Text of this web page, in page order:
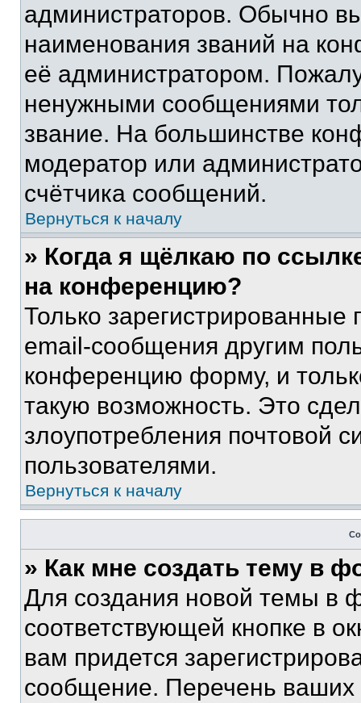
администраторов. Обычно
наименования званий на
её администратором.
ненужными сообщениями
звание. На большинстве
модератор или
счётчика сообщений.
Вернуться к началу
» Когда я щёлкаю по
на конференцию?
Только зарегистрированные
email-сообщения другим
конференцию форму, и
такую возможность. Это
злоупотребления почтовой
пользователями.
Вернуться к началу
» Как мне создать тему в
Для создания новой темы в
соответствующей кнопке в
вам придется
сообщение. Перечень ваших